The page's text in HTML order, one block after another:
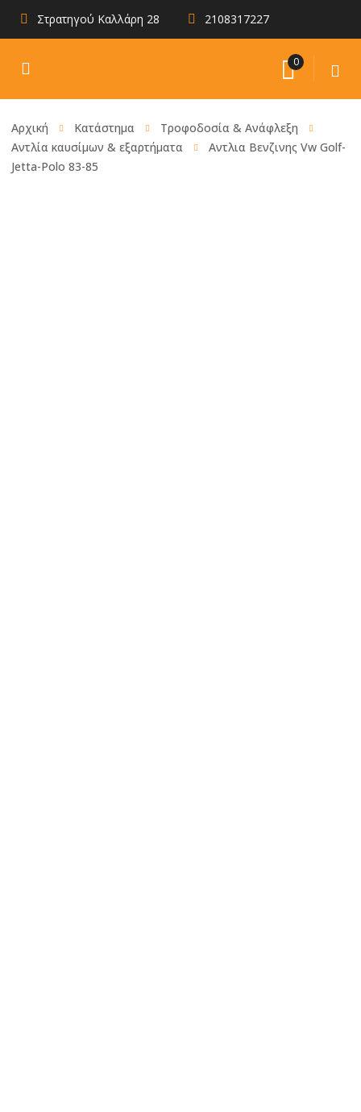
Στρατηγού Καλλάρη 28 2108317227
0
Αρχική Κατάστημα
Τροφοδοσία & Ανάφλεξη
Αντλία καυσίμων & εξαρτήματα
Αντλια Βενζινης Vw Golf-
Jetta-Polo 83-85